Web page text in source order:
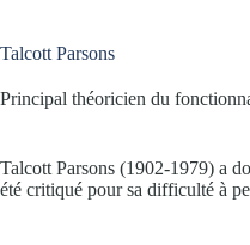
Talcott Parsons
Principal théoricien du
Talcott Parsons (1902-1979) a
été critiqué pour sa difficulté à